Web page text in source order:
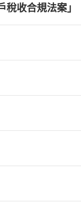
稅收合規法案」